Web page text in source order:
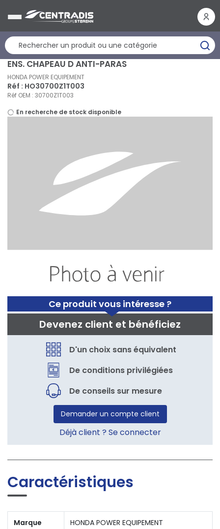
Ce produit vous intéresse ?
Devenez client et bénéficiez
D'un choix sans équivalent
De conditions privilégiées
De conseils sur mesure
Demander un compte client
Déjà client ? Se connecter
ENS. CHAPEAU D ANTI-PARAS
HONDA POWER EQUIPEMENT
Réf : HO30700Z1T003
Réf OEM : 30700Z1T003
En recherche de stock disponible
Caractéristiques
Marque HONDA POWER EQUIPEMENT